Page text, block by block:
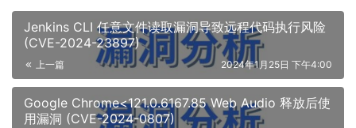
Jenkins CLI 任意文件读取漏洞导致远程代码执行风险
(CVE-2024-23897)
上一篇 2024年1月25日 下午4:00
Google Chrome<121.0.6167.85 Web Audio 释放后使
用漏洞 (CVE-2024-0807)